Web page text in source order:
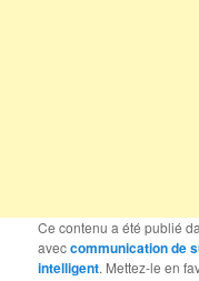
Ce contenu a été publié
aveccommunication de
intelligent. Mettez-le en